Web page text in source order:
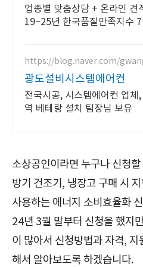
식 비즈니스 사이트
업종별 맞춤상담 + 온라인 견
19~25년 한국품질만족지수 7
https://blog.naver.com/
광도설비시스템에어컨
전국시공, 시스템에어컨 업체,
역 베테랑 설치 팀장님 보유
소상공인이라면 누구나 신청
방기 건조기, 냉장고 구매 시
사용하는 에너지 소비효율화
24년 3월 말부터 신청을 했지
이 많아서 신청방법과 자격, 지
해서 알아보도록 하겠습니다.